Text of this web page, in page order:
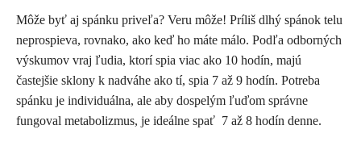
Môže byť aj spánku priveľa? Veru môže! Príliš dlhý spánok telu
neprospieva, rovnako, ako keď ho máte málo. Podľa odborných
výskumov vraj ľudia, ktorí spia viac ako 10 hodín, majú
častejšie sklony k nadváhe ako tí, spia 7 až 9 hodín. Potreba
spánku je individuálna, ale aby dospelým ľuďom správne
fungoval metabolizmus, je ideálne spať 7 až 8 hodín denne.